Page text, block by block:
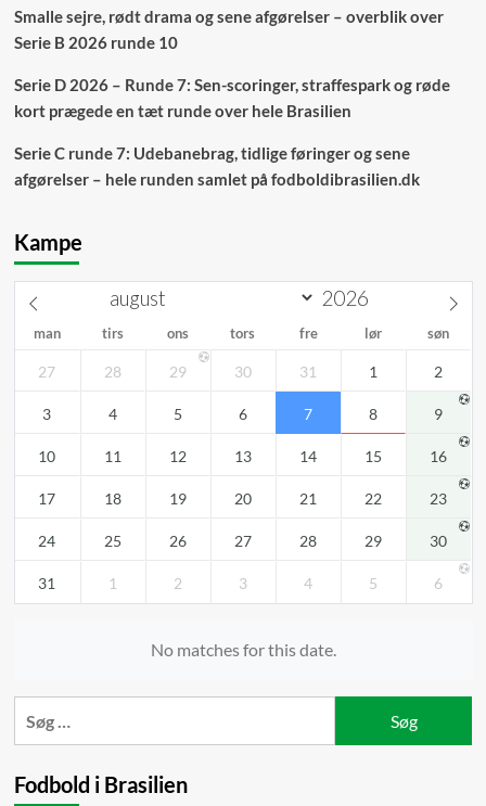
Smalle sejre, rødt drama og sene afgørelser – overblik over
Serie B 2026 runde 10
Serie D 2026 – Runde 7: Sen-scoringer, straffespark og røde
kort prægede en tæt runde over hele Brasilien
Serie C runde 7: Udebanebrag, tidlige føringer og sene
afgørelser – hele runden samlet på fodboldibrasilien.dk
Kampe
man tirs ons tors fre lør søn
27 28 29 30 31 1 2
3 4 5 6 7 8 9
10 11 12 13 14 15 16
17 18 19 20 21 22 23
24 25 26 27 28 29 30
31 1 2 3 4 5 6
No matches for this date.
efter:
Fodbold i Brasilien